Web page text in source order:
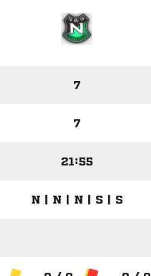
7
7
21:55
N | N | N | S | S